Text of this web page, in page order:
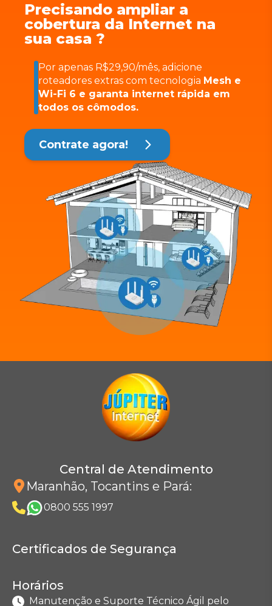
Precisando ampliar a
cobertura da Internet na
sua casa ?
Por apenas R$29,90/mês, adicione
roteadores extras com tecnologia Mesh e
Wi-Fi 6 e garanta internet rápida em
todos os cômodos.
Contrate agora!
Central de Atendimento
Maranhão, Tocantins e Pará:
0800 555 1997
Certificados de Segurança
Horários
Manutenção e Suporte Técnico Ágil pelo